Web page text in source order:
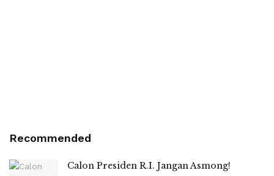
Recommended
Calon Presiden R.I. Jangan Asmong!